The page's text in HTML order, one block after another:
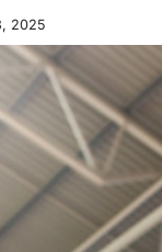
2025